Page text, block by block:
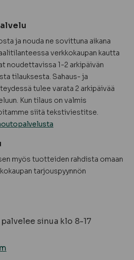
ja nouda ne sovittuna aikana
verkkokaupan kautta
noudettavissa 1-2 arkipäivän
tilauksesta. Sahaus- ja
tulee varata 2 arkipäivää
Kun tilaus on valmis
siitä tekstiviestitse.
myös tuotteiden rahdista omaan
tarjouspyynnön
sinua klo 8-17